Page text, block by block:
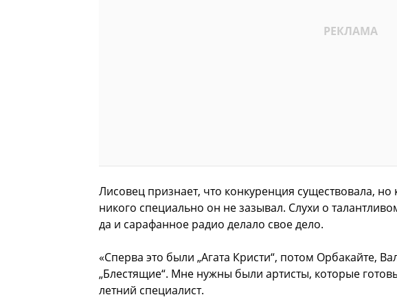
Лисовец признает, что конкуренция существовала,
никого специально он не зазывал. Слухи о
да и сарафанное радио делало свое дело.
«Сперва это были „Агата Кристи“, потом Орбакайте,
„Блестящие“. Мне нужны были артисты, которые
летний специалист.